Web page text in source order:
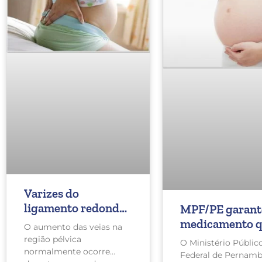
Varizes do
ligamento redondo.
Você já ouviu falar
sobre isso?
O aumento das veias na
região pélvica
normalmente ocorre
MPF/PE
medicamento
previne
em grávidas
O Ministério
Federal de